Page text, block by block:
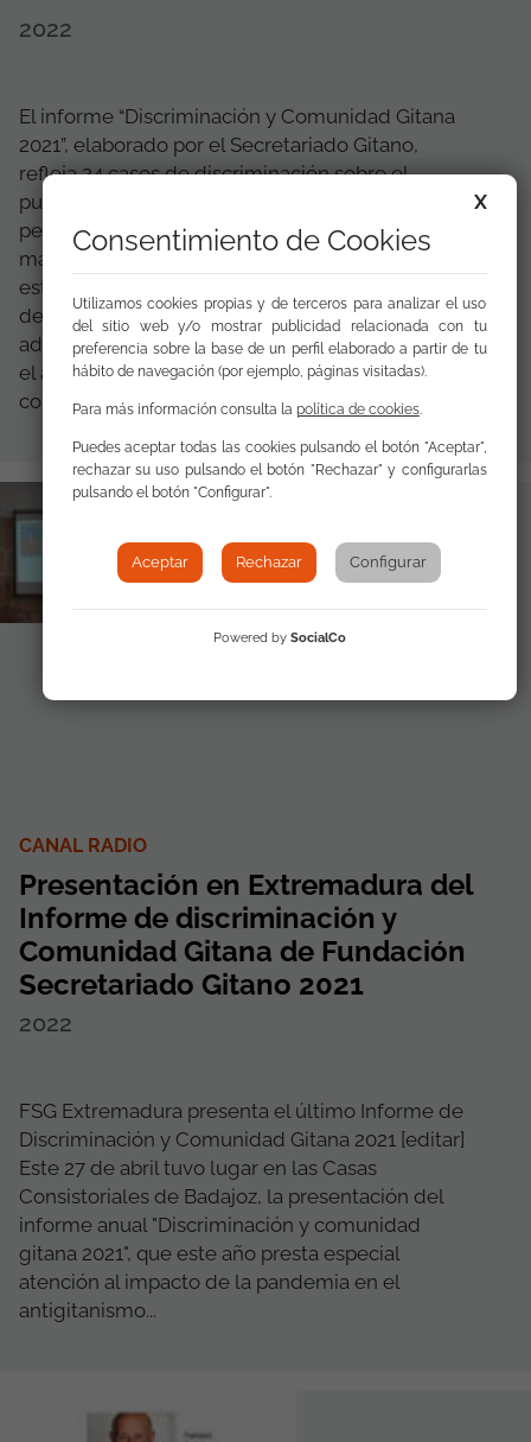
2022
El informe “Discriminación y Comunidad Gitana
2021”, elaborado por el Secretariado Gitano,
refleja 24 casos de discriminación sobre el
pueblo gitano en Extremadura durante 2020, un
periodo en el que la pandemia ha agravado aún
más estos episodios. Según se desprende de
este documento, la mayor parte de estos hechos
de discriminación se produjeron a la hora de
adquirir bienes y servicios, con ocho casos, y en
el ámbito de la vivienda (compra, alquiler o
convivencia vecinal), con ...
CANAL RADIO
Presentación en Extremadura del
Informe de discriminación y
Comunidad Gitana de Fundación
Secretariado Gitano 2021
2022
FSG Extremadura presenta el último Informe de
Discriminación y Comunidad Gitana 2021 [editar]
Este 27 de abril tuvo lugar en las Casas
Consistoriales de Badajoz, la presentación del
informe anual "Discriminación y comunidad
gitana 2021", que este año presta especial
atención al impacto de la pandemia en el
antigitanismo...
X
Consentimiento de Cookies
Utilizamos cookies propias y de terceros para analizar el uso
del sitio web y/o mostrar publicidad relacionada con tu
preferencia sobre la base de un perfil elaborado a partir de tu
hábito de navegación (por ejemplo, páginas visitadas).
Para más información consulta la política de cookies.
Puedes aceptar todas las cookies pulsando el botón "Aceptar",
rechazar su uso pulsando el botón "Rechazar" y configurarlas
pulsando el botón "Configurar".
Aceptar Rechazar Configurar
Powered by SocialCo